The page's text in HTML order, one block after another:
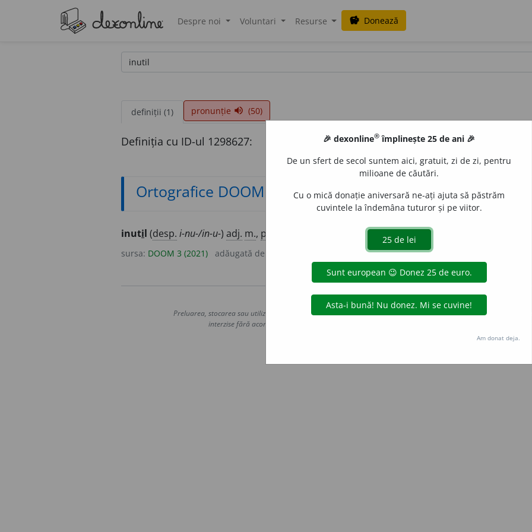
Despre noi Voluntari Resurse savings Donează
definiții (1) pronunție volume_up (50)
Definiția cu ID-ul 1298627:
Ortografice DOOM
inutil (desp. i-nu-/in-u-) adj. m., pl. inutile
sursa: DOOM 3 (2021) adăugată de
Copyright © 2004-2026 dexonline (https://dexonline.ro)
Preluarea, stocarea sau utilizarea datelor de pe acest site, inclusiv prin orice metode de extragere automată
interzise fără acordul nostru prealabil scris, cu excepția seturilor de date oferite oficial spre utilizare
Hosterion
🎉 dexonline® împlinește 25 de ani 🎉
De un sfert de secol suntem aici, gratuit, zi de zi, pentru
milioane de căutări.
Cu o mică donație aniversară ne-ați ajuta să păstrăm
cuvintele la îndemâna tuturor și pe viitor.
Am donat deja.